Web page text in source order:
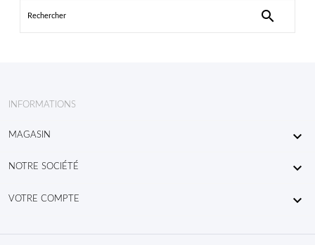

INFORMATIONS
MAGASIN 
NOTRE SOCIÉTÉ 
VOTRE COMPTE 